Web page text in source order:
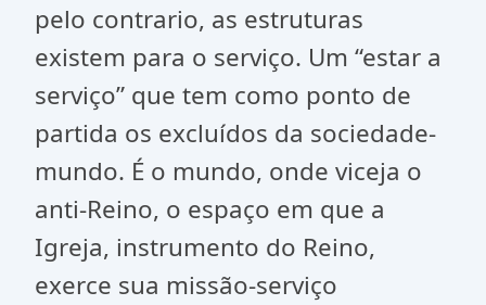
pelo contrario, as estruturas
existem para o serviço. Um “estar a
serviço” que tem como ponto de
partida os excluídos da sociedade-
mundo. É o mundo, onde viceja o
anti-Reino, o espaço em que a
Igreja, instrumento do Reino,
exerce sua missão-serviço